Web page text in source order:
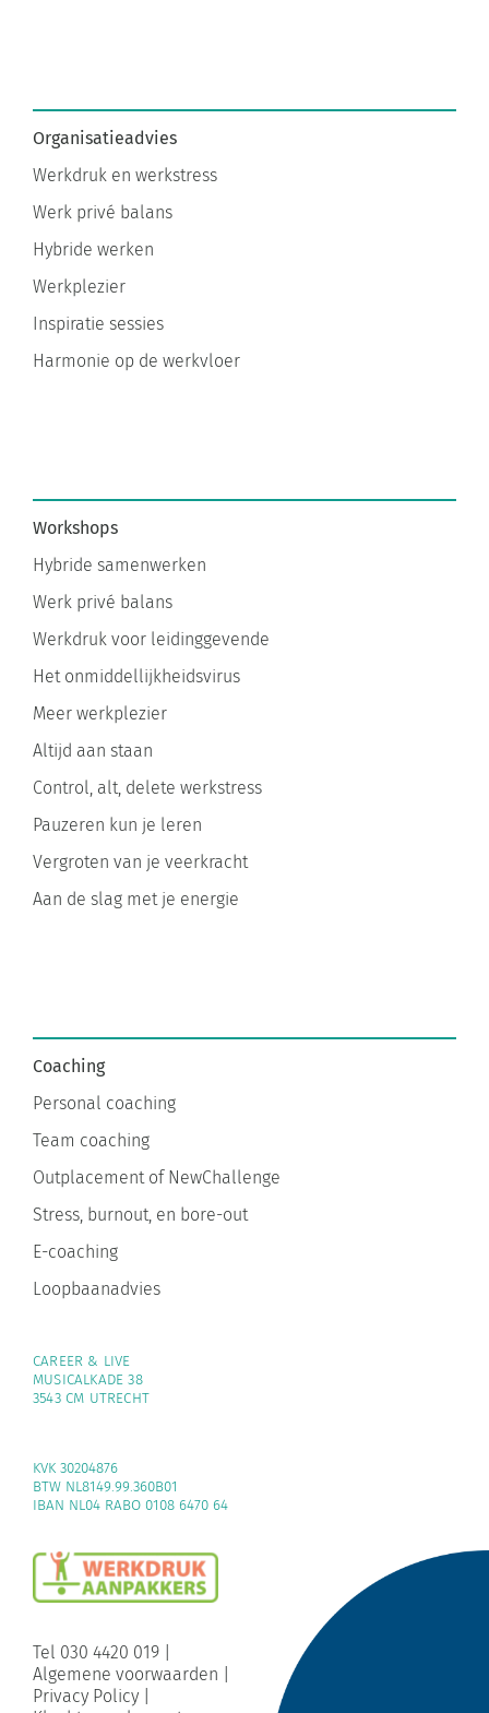
Organisatieadvies
Werkdruk en werkstress
Werk privé balans
Hybride werken
Werkplezier
Inspiratie sessies
Harmonie op de werkvloer
Workshops
Hybride samenwerken
Werk privé balans
Werkdruk voor leidinggevende
Het onmiddellijkheidsvirus
Meer werkplezier
Altijd aan staan
Control, alt, delete werkstress
Pauzeren kun je leren
Vergroten van je veerkracht
Aan de slag met je energie
Coaching
Personal coaching
Team coaching
Outplacement of NewChallenge
Stress, burnout, en bore-out
E-coaching
Loopbaanadvies
CAREER & LIVE
MUSICALKADE 38
3543 CM UTRECHT
KVK 30204876
BTW NL8149.99.360B01
IBAN NL04 RABO 0108 6470 64
Tel 030 4420 019|
Algemene voorwaarden
Privacy Policy|